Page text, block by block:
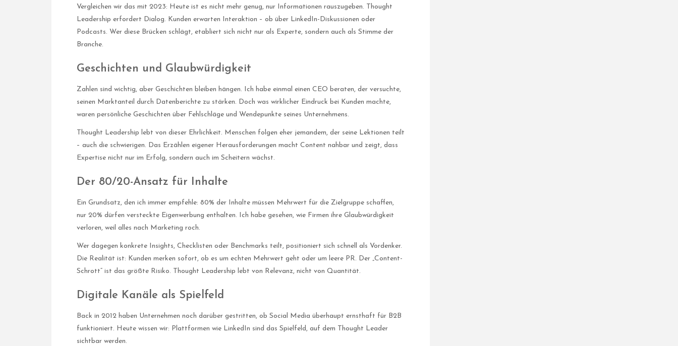
Vergleichen wir das mit 2023: Heute ist es nicht mehr genug, nur Informationen rauszugeben. Thought
Leadership erfordert Dialog. Kunden erwarten Interaktion – ob über LinkedIn-Diskussionen oder
Podcasts. Wer diese Brücken schlägt, etabliert sich nicht nur als Experte, sondern auch als Stimme der
Branche.
Geschichten und Glaubwürdigkeit
Zahlen sind wichtig, aber Geschichten bleiben hängen. Ich habe einmal einen CEO beraten, der versuchte,
seinen Marktanteil durch Datenberichte zu stärken. Doch was wirklicher Eindruck bei Kunden machte,
waren persönliche Geschichten über Fehlschläge und Wendepunkte seines Unternehmens.
Thought Leadership lebt von dieser Ehrlichkeit. Menschen folgen eher jemandem, der seine Lektionen teilt
– auch die schwierigen. Das Erzählen eigener Herausforderungen macht Content nahbar und zeigt, dass
Expertise nicht nur im Erfolg, sondern auch im Scheitern wächst.
Der 80/20-Ansatz für Inhalte
Ein Grundsatz, den ich immer empfehle: 80% der Inhalte müssen Mehrwert für die Zielgruppe schaffen,
nur 20% dürfen versteckte Eigenwerbung enthalten. Ich habe gesehen, wie Firmen ihre Glaubwürdigkeit
verloren, weil alles nach Marketing roch.
Wer dagegen konkrete Insights, Checklisten oder Benchmarks teilt, positioniert sich schnell als Vordenker.
Die Realität ist: Kunden merken sofort, ob es um echten Mehrwert geht oder um leere PR. Der „Content-
Schrott“ ist das größte Risiko. Thought Leadership lebt von Relevanz, nicht von Quantität.
Digitale Kanäle als Spielfeld
Back in 2012 haben Unternehmen noch darüber gestritten, ob Social Media überhaupt ernsthaft für B2B
funktioniert. Heute wissen wir: Plattformen wie LinkedIn sind das Spielfeld, auf dem Thought Leader
sichtbar werden.